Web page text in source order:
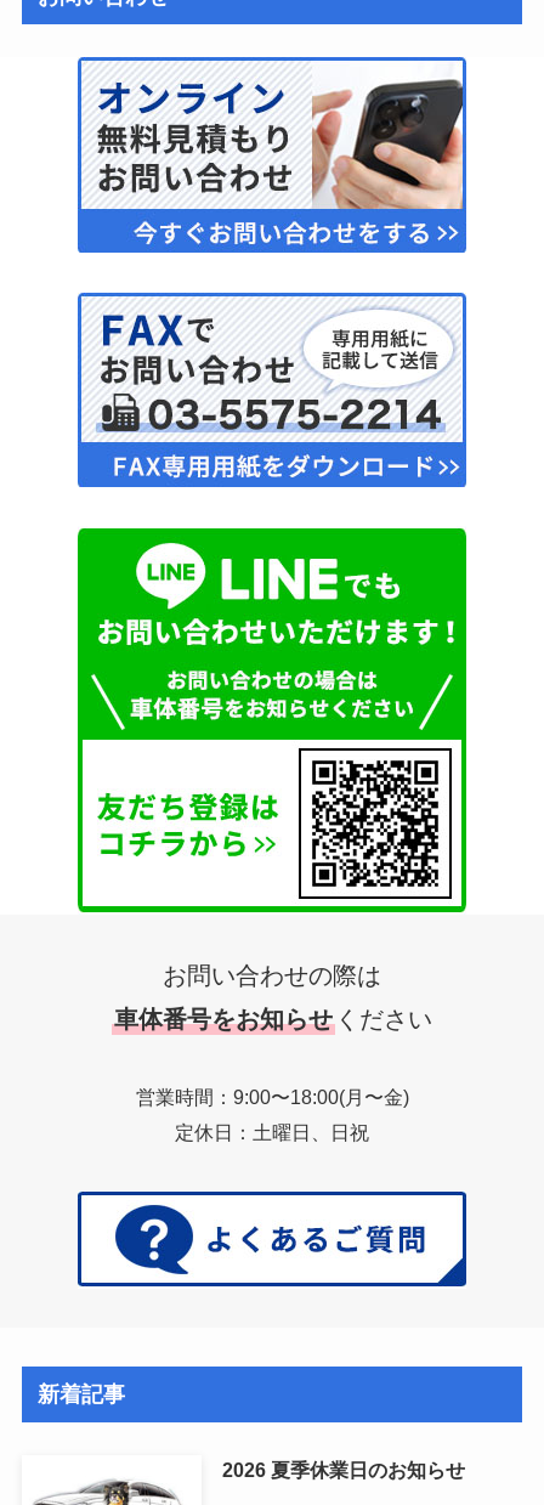
お問い合わせの際は
車体番号をお知らせ ください
営業時間：9:00〜18:00(月〜金)
定休日：土曜日、日祝
新着記事
2026 夏季休業日のお知らせ